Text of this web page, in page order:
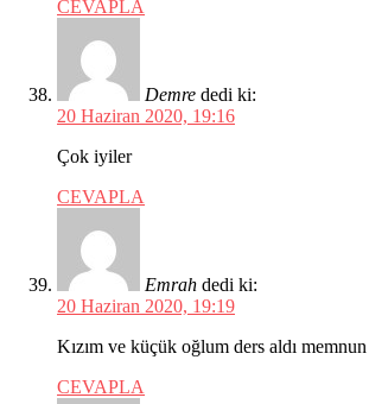
CEVAPLA
Demre dedi ki:
20 Haziran 2020, 19:16
Çok iyiler
CEVAPLA
Emrah dedi ki:
20 Haziran 2020, 19:19
Kızım ve küçük oğlum ders aldı
CEVAPLA